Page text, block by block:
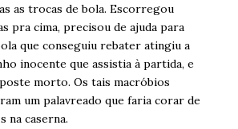
as trocas de bola. Escorregou
pra cima, precisou de ajuda para
que conseguiu rebater atingiu a
inocente que assistia à partida, e
morto. Os tais macróbios
um palavreado que faria corar de
na caserna.